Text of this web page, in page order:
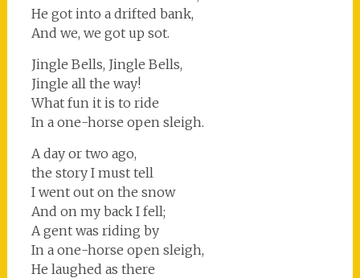
He got into a drifted bank,
And we, we got up sot.
Jingle Bells, Jingle Bells,
Jingle all the way!
What fun it is to ride
In a one-horse open sleigh.
A day or two ago,
the story I must tell
I went out on the snow
And on my back I fell;
A gent was riding by
In a one-horse open sleigh,
He laughed as there